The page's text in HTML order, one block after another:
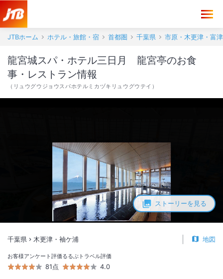
JTBホーム ホテル・旅館・宿 首都圏 千葉県 市原・木更津・富津
ストーリーを見る
龍宮城スパ・ホテル三日月 龍宮亭のお食
事・レストラン情報
（ リュウグウジョウスパホテルミカヅキリュウグウテイ ）
千葉県 木更津・袖ケ浦 地図
お客様アンケート評価
81点
るるぶトラベル評価
4.0